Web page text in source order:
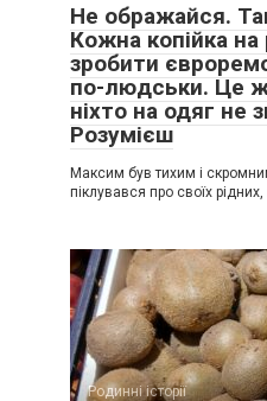
Не ображайся.
Кожна копійка
зробити
по-людськи. Це
ніхто на одяг не
Розумієш
Максим був тихим і
піклувався про своїх
Родинні історії